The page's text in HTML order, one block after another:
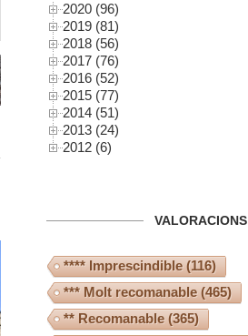
2020 (96)
2019 (81)
2018 (56)
2017 (76)
2016 (52)
2015 (77)
2014 (51)
2013 (24)
2012 (6)
VALORACIONS
**** Imprescindible(116)
*** Molt recomanable(465)
** Recomanable(365)